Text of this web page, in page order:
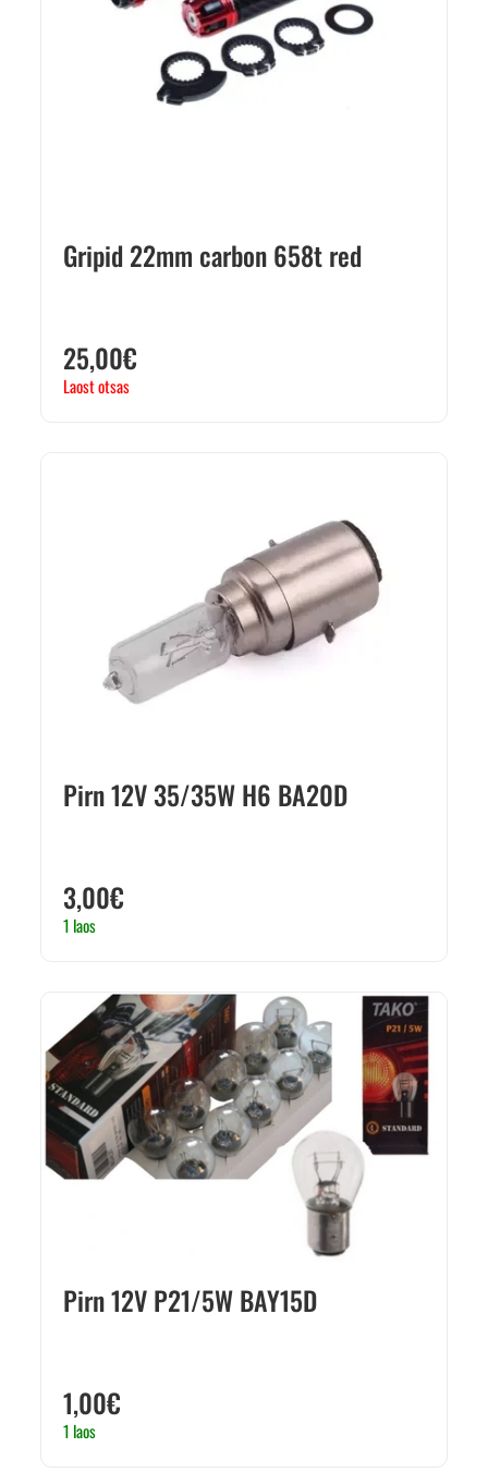
Gripid 22mm carbon 658t red
25,00€
Laost otsas
Pirn 12V 35/35W H6 BA20D
3,00€
1 laos
Pirn 12V P21/5W BAY15D
1,00€
1 laos